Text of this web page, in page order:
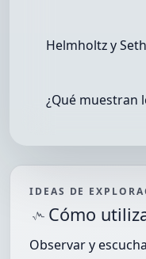
Helmholtz y
¿Qué muestran
IDEAS DE
Cómo
Observar y